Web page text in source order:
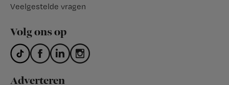
Veelgestelde vragen
Volg ons op
Adverteren